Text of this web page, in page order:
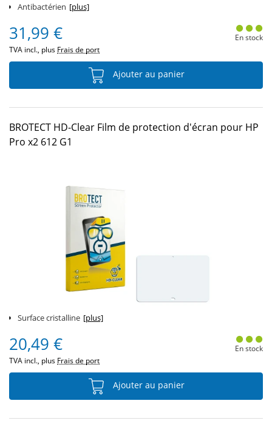
Antibactérien [plus]
31,99 €
TVA incl., plus Frais de port
En stock
Ajouter au panier
BROTECT HD-Clear Film de protection d'écran pour HP
Pro x2 612 G1
Surface cristalline [plus]
20,49 €
TVA incl., plus Frais de port
En stock
Ajouter au panier